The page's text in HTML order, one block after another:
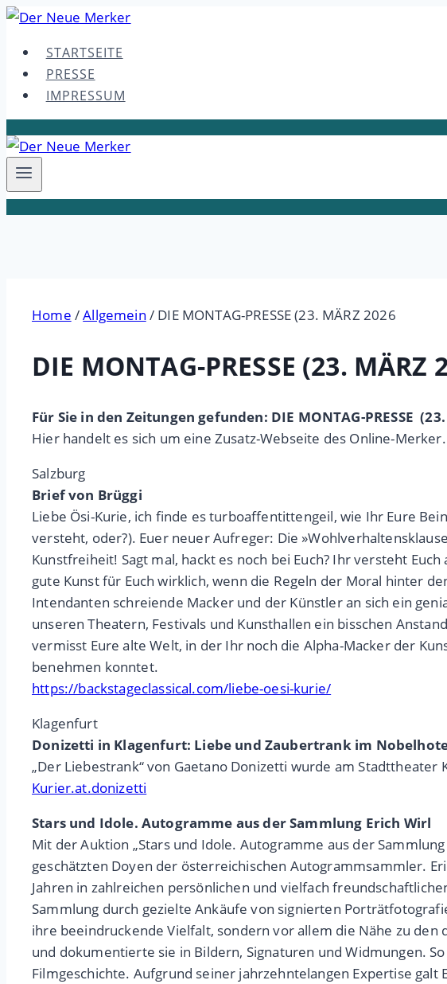
Skip
contentSTARTSEITE
PRESSE
IMPRESSUM
Home /Allgemein / DIE MONTAG-PRESSE (23. MÄRZ 2026
DIE MONTAG-PRESSE (23. MÄRZ
Für Sie in den Zeitungen gefunden: DIE MONTAG-PRESSE
Hier handelt es sich um eine Zusatz-Webseite des Online-
Salzburg
Brief von Brüggi
Liebe Ösi-Kurie, ich finde es turboaffentittengeil, wie Ihr Eure
versteht, oder?). Euer neuer Aufreger: Die
Kunstfreiheit! Sagt mal, hackt es noch bei Euch? Ihr versteht
gute Kunst für Euch wirklich, wenn die Regeln der Moral hinter
Intendanten schreiende Macker und der Künstler an sich ein
unseren Theatern, Festivals und Kunsthallen ein bisschen
vermisst Eure alte Welt, in der Ihr noch die Alpha-Macker der
benehmen konntet.
https://backstageclassical.com/liebe-oesi-kurie/
Klagenfurt
Donizetti in Klagenfurt: Liebe und Zaubertrank im
„Der Liebestrank“ von Gaetano Donizetti wurde am
Kurier.at.donizetti
Stars und Idole. Autogramme aus der Sammlung Erich Wirl
Mit der Auktion „Stars und Idole. Autogramme aus der
geschätzten Doyen der österreichischen Autogrammsammler.
Jahren in zahlreichen persönlichen und vielfach
Sammlung durch gezielte Ankäufe von signierten
ihre beeindruckende Vielfalt, sondern vor allem die Nähe zu
und dokumentierte sie in Bildern, Signaturen und Widmungen.
Filmgeschichte. Aufgrund seiner jahrzehntelangen Expertise